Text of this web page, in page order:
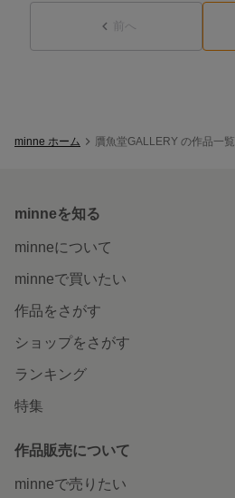
前へ
minne ホーム 贋魚堂GALLERY の作品一覧
minneを知る
minneについて
minneで買いたい
作品をさがす
ショップをさがす
ランキング
特集
作品販売について
minneで売りたい